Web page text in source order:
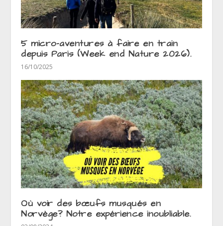
5 micro-aventures à faire en train
depuis Paris (Week end Nature 2026).
16/10/2025
Où voir des bœufs musqués en
Norvège? Notre expérience inoubliable.